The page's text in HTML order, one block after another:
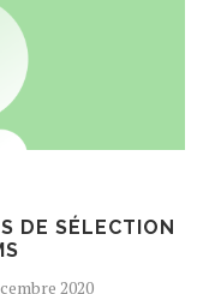
DE SÉLECTION
2020